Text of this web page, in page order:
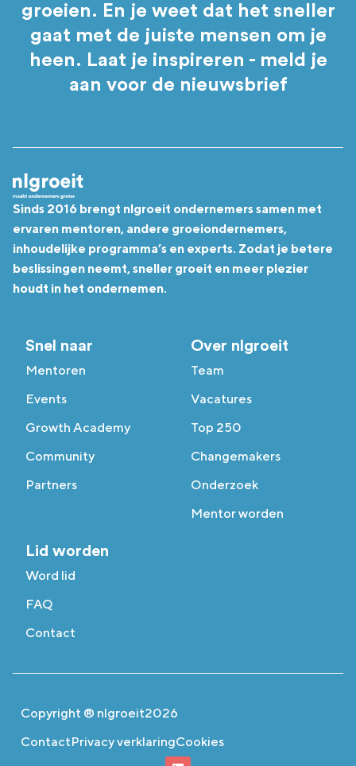
groeien. En je weet dat het sneller
gaat met de juiste mensen om je
heen. Laat je inspireren - meld je
aan voor de nieuwsbrief
Sinds 2016 brengt nlgroeit ondernemers samen met
ervaren mentoren, andere groeiondernemers,
inhoudelijke programma’s en experts. Zodat je betere
beslissingen neemt, sneller groeit en meer plezier
houdt in het ondernemen.
Snel naar
Mentoren
Events
Growth Academy
Community
Partners
Over nlgroeit
Team
Vacatures
Top 250
Changemakers
Onderzoek
Mentor worden
Lid worden
Word lid
FAQ
Contact
Copyright ® nlgroeit2026
ContactPrivacy verklaringCookies